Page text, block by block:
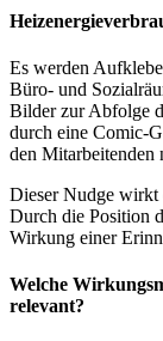
Es werden
Büro- und
Bilder zur Abfolge
durch eine Comic-
den Mitarbeitenden
Dieser Nudge wirkt
Durch die Position
Wirkung einer
Welche
relevant?